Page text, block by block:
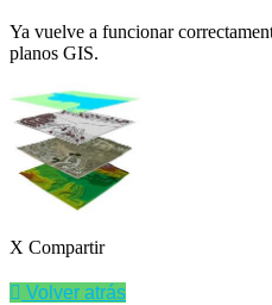
Ya vuelve a funcionar
planos GIS.
X Compartir
Volver atrás